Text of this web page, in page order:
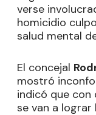
verse
homicidio
salud mental
El concejal
mostró
indicó que
se van a